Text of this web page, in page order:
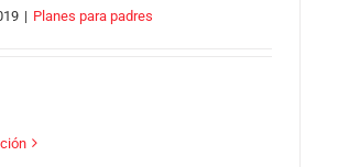
| Planes para padres